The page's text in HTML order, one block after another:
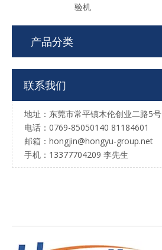
验机
产品分类
联系我们
地址：东莞市常平镇木伦创业二路5号
电话：0769-85050140 81184601
邮箱：hongjin@hongyu-group.net
手机：13377704209 李先生